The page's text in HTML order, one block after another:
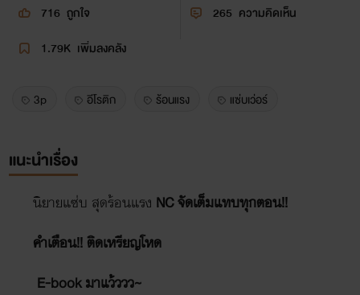
716 ถูกใจ 265 ความคิดเห็น
1.79K เพิ่มลงคลัง
3p อีโรติก ร้อนแรง แซ่บเว่อร์
แนะนำเรื่อง
นิยายแซ่บ สุดร้อนแรง NC จัดเต็มแทบทุกตอน!!
คำเตือน!! ติดเหรียญโหด
E-book มาแว้ววว~